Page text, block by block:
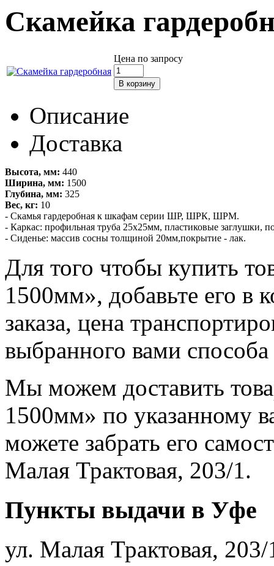
Скамейка
Цена по запросу
Описание
Доставка
Высота, мм: 440
Ширина, мм: 1500
Глубина, мм: 325
Вес, кг: 10
- Скамья гардеробная к шкафам серии ШР, ШРК, ШРМ.
- Каркас: профильная труба 25х25мм, пластиковые заглушки,
- Сиденье: массив сосны толщиной 20мм,покрытие - лак.
Для того чтобы купить
1500мм», добавьте его в
заказа, цена
выбранного вами способа
Мы можем доставить
1500мм» по указанному
можете забрать его
Малая Трактовая, 203/1.
Пункты выдачи в Уфе
ул. Малая Трактовая, 203/